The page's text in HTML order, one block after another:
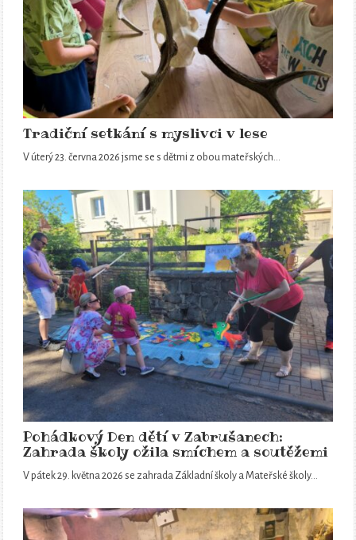
Tradiční setkání s myslivci v lese
V úterý 23. června 2026 jsme se s dětmi z obou mateřských…
Pohádkový Den dětí v Zabrušanech:
Zahrada školy ožila smíchem a soutěžemi
V pátek 29. května 2026 se zahrada Základní školy a Mateřské školy…